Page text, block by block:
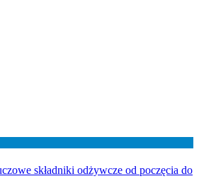
składniki odżywcze od poczęcia do